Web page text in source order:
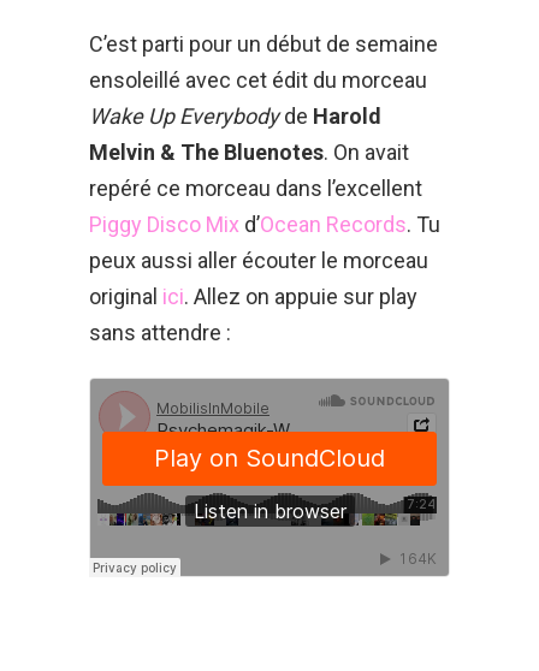
C’est parti pour un début de semaine
ensoleillé avec cet édit du morceau
Wake Up Everybodyde Harold
Melvin & The Bluenotes. On avait
repéré ce morceau dans l’excellent
Piggy Disco Mix d’Ocean Records. Tu
peux aussi aller écouter le morceau
original ici. Allez on appuie sur play
sans attendre :